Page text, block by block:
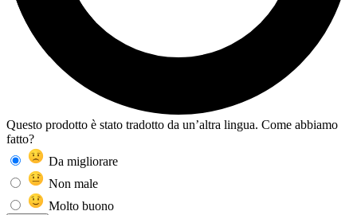
Questo prodotto è stato tradotto da un’altra lingua. Come abbiamo
fatto?
Da migliorare
Non male
Molto buono